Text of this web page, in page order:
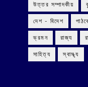
উত্তর সম্পাদকীয়
দেশ - বিদেশ
ভ্রমন রাজ্য
সাহিত্য স্বাস্থ্য